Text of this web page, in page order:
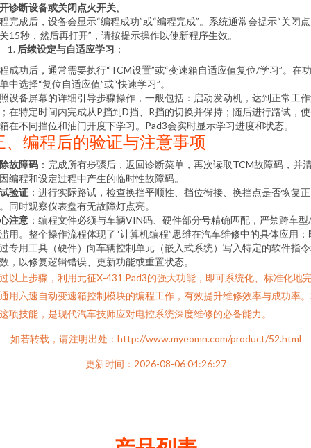
诊断设备或关闭点火开关。
完成后，设备会显示“编程成功”或“编程完成”。系统通常会提示“关闭
15秒，然后再打开”，请按提示操作以使新程序生效。
后续设定与自适应学习 ：
成功后，通常需要执行“TCM设置”或“变速箱自适应值复位/学习”。在
中选择“复位自适应值”或“快速学习”。
设备屏幕的详细引导步骤操作，一般包括：启动发动机，达到正常工
在特定时间内完成从P挡到D挡、R挡的切换并保持；随后进行路试，
在不同挡位和油门开度下学习。Pad3会实时显示学习进度和状态。
、编程后的验证与注意事项
故障码 ：完成所有步骤后，返回诊断菜单，再次读取TCM故障码，并
编程和设定过程中产生的临时性故障码。
验证 ：进行实际路试，检查换挡平顺性、挡位衔接、换挡点是否恢复正
同时观察仪表盘有无故障灯点亮。
注意 ：编程文件必须与车辆VIN码、硬件部分号精确匹配，严禁跨车
用。整个操作流程体现了“计算机编程”思维在汽车维修中的具体应用：
专用工具（硬件）向车辆控制单元（嵌入式系统）写入特定的软件指
，以修复逻辑错误、更新功能或重置状态。
以上步骤，利用元征X-431 Pad3的强大功能，即可系统化、标准化地
用六速自动变速箱控制模块的编程工作，有效提升维修效率与成功率
项技能，是现代汽车技师应对电控系统深度维修的必备能力。
如若转载，请注明出处：http://www.myeomn.com/product/52.html
更新时间：2026-08-06 04:26:27